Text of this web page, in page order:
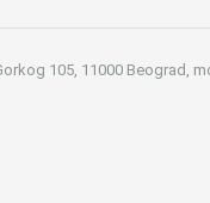
105, 11000 Beograd,